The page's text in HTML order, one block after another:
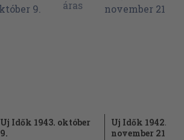
Uj Idők 1943. október
9.
Uj Idők 1942.
november 21.